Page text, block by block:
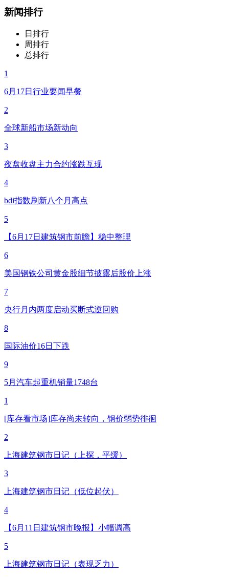
新闻排行
日排行
周排行
总排行
1
6月17日行业要闻早餐
2
全球新船市场新动向
3
夜盘收盘主力合约涨跌互现
4
bdi指数刷新八个月高点
5
【6月17日建筑钢市前瞻】稳中整理
6
美国钢铁公司黄金股细节披露后股价上涨
7
央行月内两度启动买断式逆回购
8
国际油价16日下跌
9
5月汽车起重机销量1748台
1
[库存看市场]库存尚未转向，钢价弱势徘徊
2
上海建筑钢市日记（上探，平缓）
3
上海建筑钢市日记（低位起伏）
4
【6月11日建筑钢市晚报】小幅调高
5
上海建筑钢市日记（表现乏力）